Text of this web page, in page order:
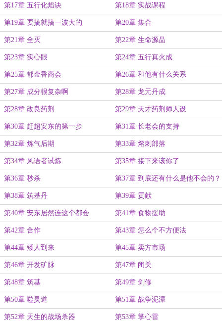
第17章 五行化焰诀 第18章 实战课程
第19章 要搞就搞一波大的 第20章 集合
第21章 全灭 第22章 生命源晶
第23章 实心眼 第24章 五行真火成
第25章 郁金香商会 第26章 和他有什么关系
第27章 成分很复杂啊 第28章 龙元丹成
第28章 改良药剂 第29章 天才药剂师人设
第30章 赶超安东的第一步 第31章 长老会的支持
第32章 炼气后期 第33章 熔刺部落
第34章 风语者试炼 第35章 接下来该你了
第36章 秒杀 第37章 到底还有什么是他不会的？
第38章 筑基丹 第39章 贡献
第40章 安东居然连这个都会 第41章 食物援助
第42章 合作 第43章 怎么个不方便法
第44章 矮人到来 第45章 卖方市场
第46章 开发矿脉 第47章 闭关
第48章 筑基 第49章 剑修
第50章 噬灵道 第51章 战争泥潭
第52章 天生的战场杀器 第53章 掌心雷